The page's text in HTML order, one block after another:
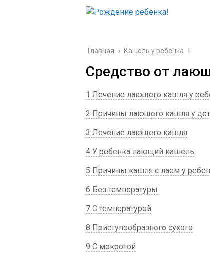
Главная › Кашель у ребенка ›
Средство от
1 Лечение лающего кашля у
2 Причины лающего кашля у
3 Лечение лающего кашля
4 У ребенка лающий кашель
5 Причины кашля с лаем у
6 Без температуры
7 С температурой
8 Приступообразного сухого
9 С мокротой